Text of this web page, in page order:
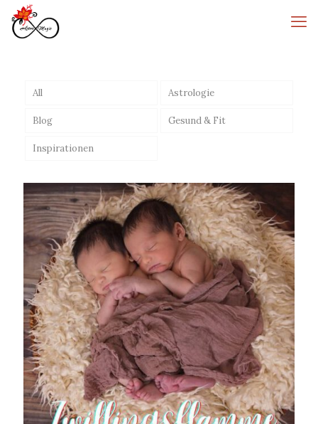
All Astrologie
Blog Gesund & Fit
Inspirationen